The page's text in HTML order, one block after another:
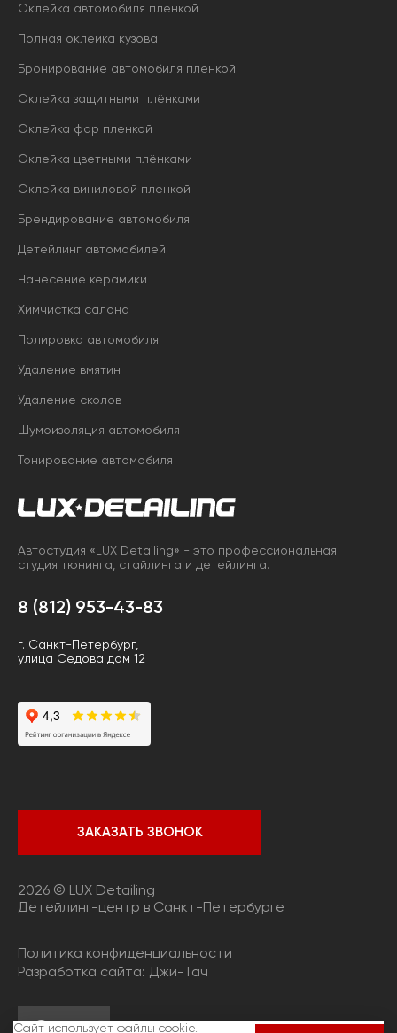
Сайт использует файлы cookie.
Оклейка автомобиля пленкой
Полная оклейка кузова
Бронирование автомобиля пленкой
Оклейка защитными плёнками
Оклейка фар пленкой
Оклейка цветными плёнками
Оклейка виниловой пленкой
Брендирование автомобиля
Детейлинг автомобилей
Нанесение керамики
Химчистка салона
Полировка автомобиля
Удаление вмятин
Удаление сколов
Шумоизоляция автомобиля
Тонирование автомобиля
Автостудия «LUX Detailing» - это профессиональная
студия тюнинга, стайлинга и детейлинга.
8 (812) 953-43-83
г. Санкт-Петербург,
улица Седова дом 12
ЗАКАЗАТЬ ЗВОНОК
2026 © LUX Detailing
Детейлинг-центр в Санкт-Петербурге
Политика конфиденциальности
Разработка сайта: Джи-Тач